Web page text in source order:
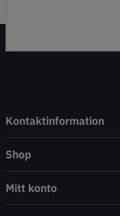
Kontaktinformation
Shop
Mitt konto